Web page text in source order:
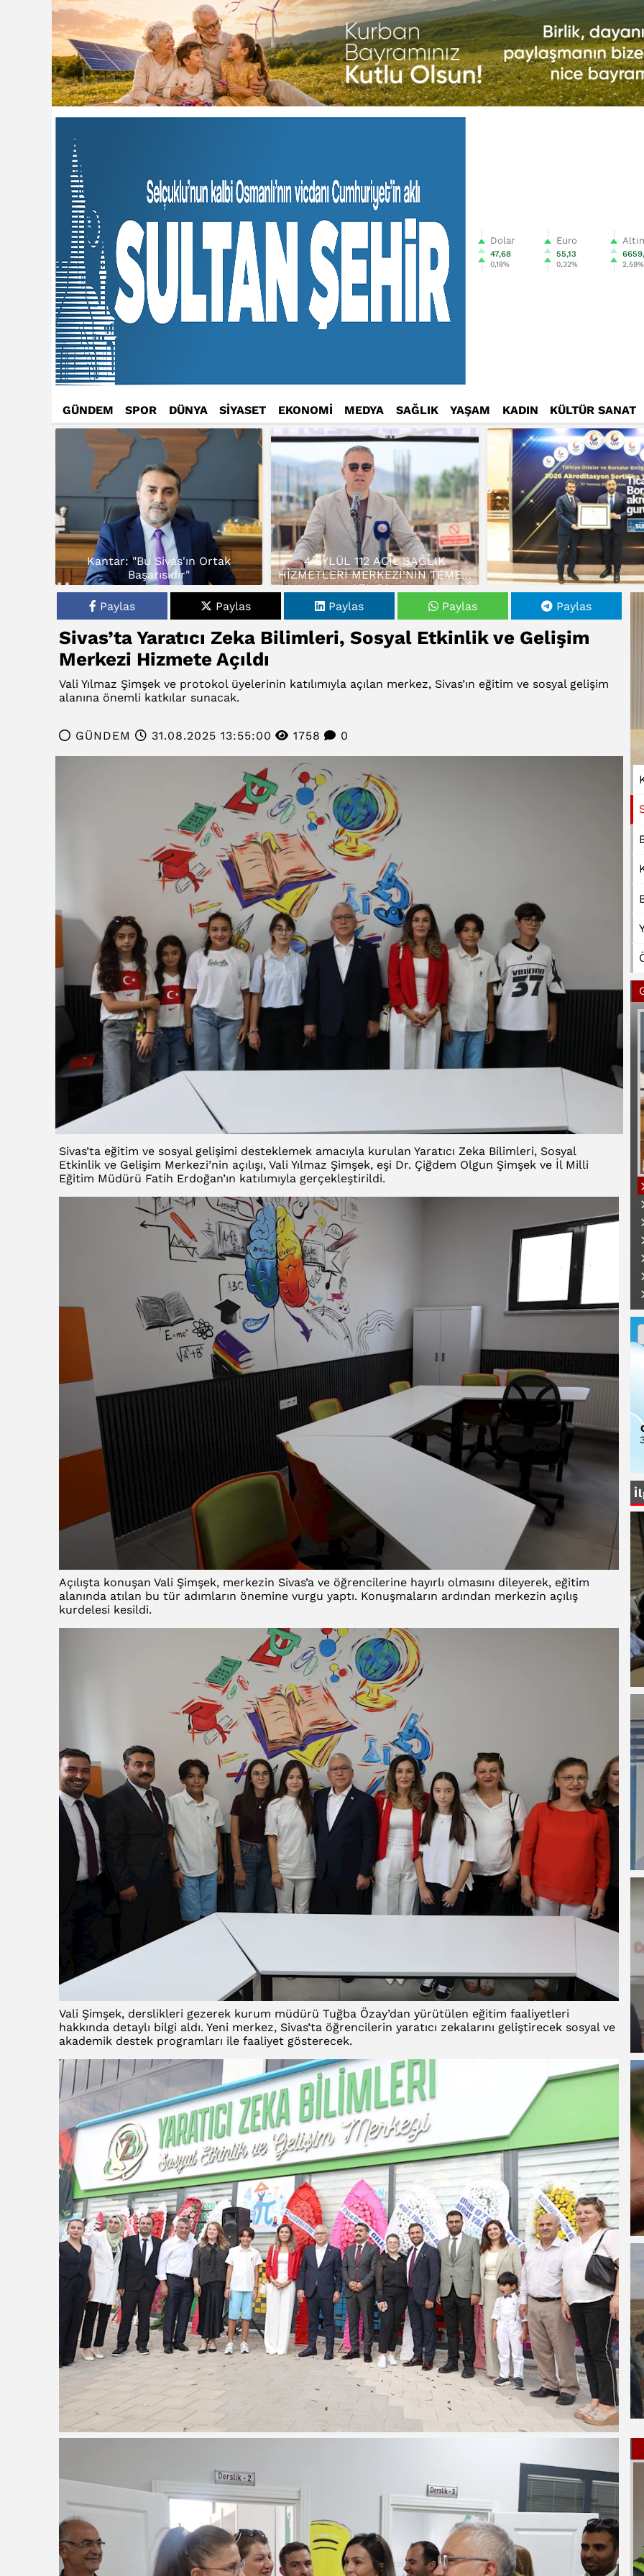
Dolar
47,68
0,18%
Euro
55,13
0,32%
Altın
2,59%
GÜNDEM SPOR DÜNYA SİYASET EKONOMİ MEDYA SAĞLIK YAŞAM KADIN KÜLTÜR SANAT
Kantar: "Bu Sivas'ın Ortak
Başarısıdır"
4 EYLÜL 112 ACİL SAĞLIK
HİZMETLERİ MERKEZİ’NİN TEMELİ
ATILDI…
Paylas
Paylas Paylas Paylas Paylas
Sivas’ta Yaratıcı Zeka Bilimleri, Sosyal Etkinlik ve Gelişim
Merkezi Hizmete Açıldı
Vali Yılmaz Şimşek ve protokol üyelerinin katılımıyla açılan merkez, Sivas’ın eğitim ve sosyal gelişim
alanına önemli katkılar sunacak.
GÜNDEM 31.08.2025 13:55:00 1758 0
Sivas’ta eğitim ve sosyal gelişimi desteklemek amacıyla kurulan Yaratıcı Zeka Bilimleri, Sosyal
Etkinlik ve Gelişim Merkezi’nin açılışı, Vali Yılmaz Şimşek, eşi Dr. Çiğdem Olgun Şimşek ve İl Milli
Eğitim Müdürü Fatih Erdoğan’ın katılımıyla gerçekleştirildi.
Açılışta konuşan Vali Şimşek, merkezin Sivas’a ve öğrencilerine hayırlı olmasını dileyerek, eğitim
alanında atılan bu tür adımların önemine vurgu yaptı. Konuşmaların ardından merkezin açılış
kurdelesi kesildi.
Vali Şimşek, derslikleri gezerek kurum müdürü Tuğba Özay’dan yürütülen eğitim faaliyetleri
hakkında detaylı bilgi aldı. Yeni merkez, Sivas’ta öğrencilerin yaratıcı zekalarını geliştirecek sosyal ve
akademik destek programları ile faaliyet gösterecek.